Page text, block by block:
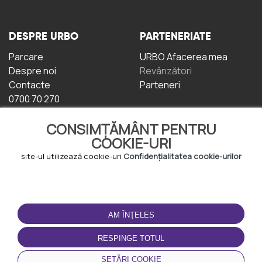
CONSIMȚĂMÂNT PENTRU
COOKIE-URI
site-ul utilizează cookie-uri Confidențialitatea cookie-urilor
AM ÎNŢELES
RESPINGE TOTUL
SETĂRI COOKIE
DESPRE URBO
Parcare
Despre noi
Contacte
0700 70 270
PARTENERIATE
URBO Afacerea mea
Revânzători
Parteneri
TERMENI DE UTILIZARE
Termeni și condiții
Politica de
Confidențialitate
Politica de cookie-uri
DESCĂRCAȚI
APLICAȚIA